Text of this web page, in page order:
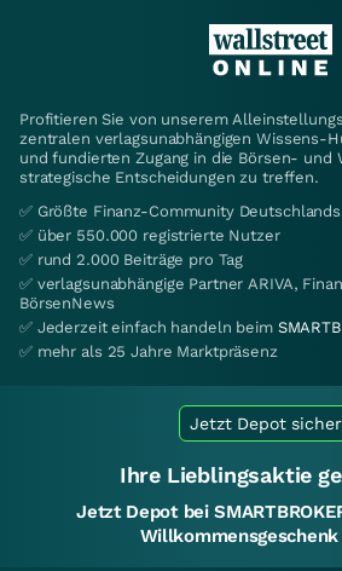
Profitieren Sie von unserem
zentralen verlagsunabhängigen Wissens-
und fundierten Zugang in die Börsen- und
strategische Entscheidungen zu treffen.
✅ Größte Finanz-Community Deutschlands
✅ über 550.000 registrierte Nutzer
✅ rund 2.000 Beiträge pro Tag
✅ verlagsunabhängige Partner ARIVA,
BörsenNews
✅ Jederzeit einfach handeln beim
✅ mehr als 25 Jahre Marktpräsenz
Jetzt Depot
Ihre Lieblingsaktie
Jetzt Depot bei